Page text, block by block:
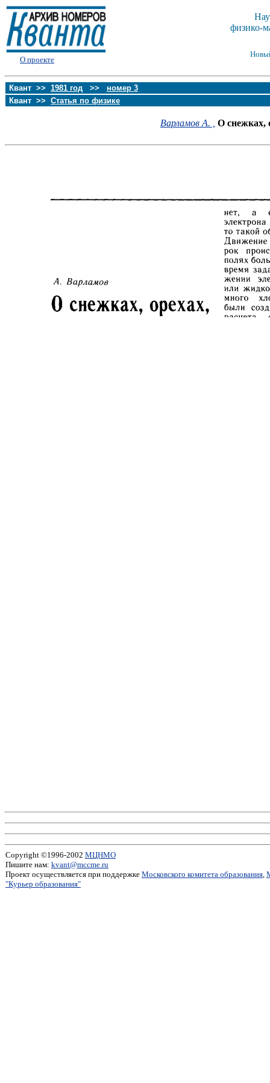
О проекте
физико-
Квант >> 1981 год >> номер 3
Квант >> Статья по физике
Варламов А. , О снежках,
Copyright ©1996-2002 МЦНМО
Пишите нам: kvant@mccme.ru
Проект осуществляется при поддержке Московского комитета образования,
"Курьер образования"